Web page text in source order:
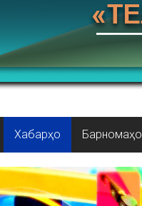
Хабарҳо Барномаҳо